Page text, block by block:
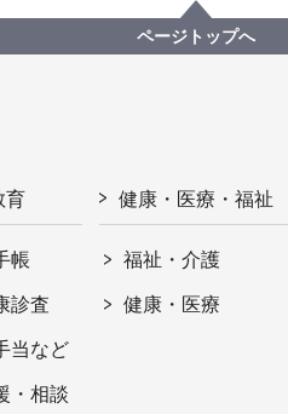
ページトップへ
育
帳
診査
当など
・相談
健康・医療・福祉
福祉・介護
健康・医療